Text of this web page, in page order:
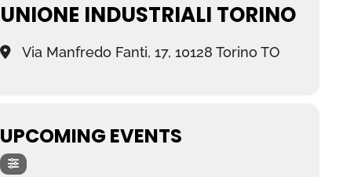
UNIONE INDUSTRIALI TORINO
Via Manfredo Fanti, 17, 10128 Torino TO
UPCOMING EVENTS